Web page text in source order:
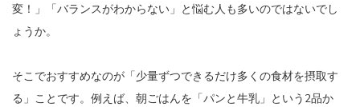
変！」「バランスがわからない」と悩む人も多いのではないでし
ょうか。
そこでおすすめなのが「少量ずつできるだけ多くの食材を摂取す
る」ことです。例えば、朝ごはんを「パンと牛乳」という2品か